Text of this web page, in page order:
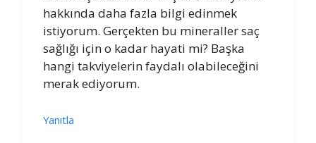
hakkında daha fazla bilgi edinmek
istiyorum. Gerçekten bu mineraller saç
sağlığı için o kadar hayati mi? Başka
hangi takviyelerin faydalı olabileceğini
merak ediyorum.
Yanıtla